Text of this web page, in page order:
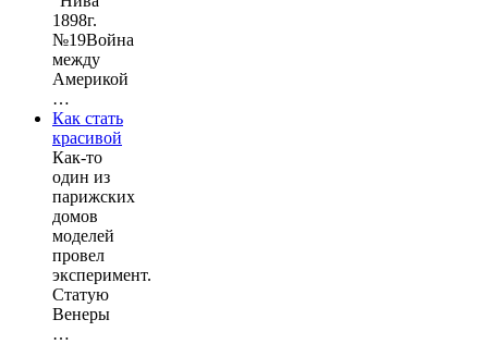
1898г.
№19Война
между
Америкой
…
Как стать
красивой
Как-то
один из
парижских
домов
моделей
провел
эксперимент.
Статую
Венеры
…